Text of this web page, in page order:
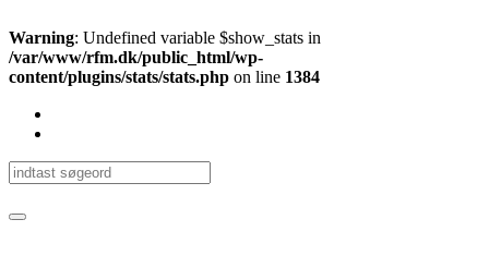
Warning: Undefined variable $show_stats in
/var/www/rfm.dk/public_html/wp-
content/plugins/stats/stats.php on line 1384